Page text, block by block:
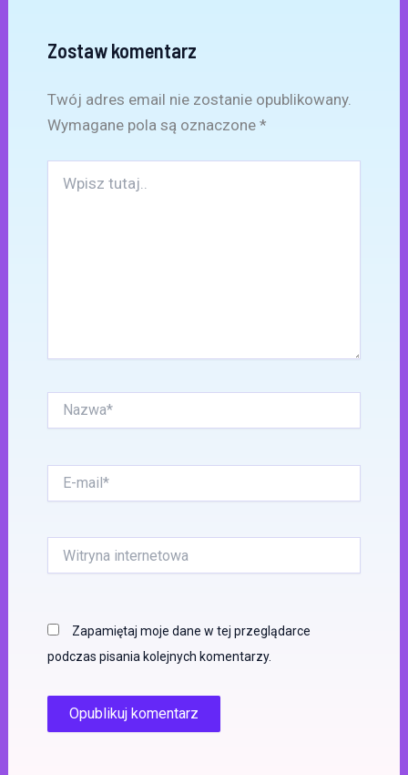
Zostaw komentarz
Twój adres email nie zostanie opublikowany.
Wymagane pola są oznaczone *
tutaj..
mail*
internetowa
Zapamiętaj moje dane w tej przeglądarce
podczas pisania kolejnych komentarzy.